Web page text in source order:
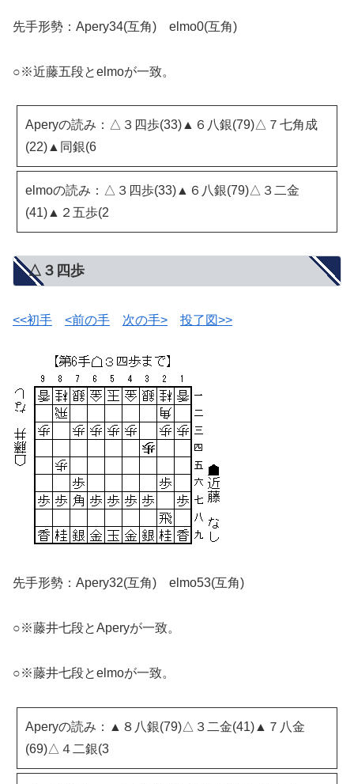
先手形勢：Apery34(互角) elmo0(互角)
○※近藤五段とelmoが一致。
Aperyの読み：△３四歩(33)▲６八銀(79)△７七角成
(22)▲同銀(6
elmoの読み：△３四歩(33)▲６八銀(79)△３二金
(41)▲２五歩(2
△３四歩
<<初手 <前の手 次の手> 投了図>>
先手形勢：Apery32(互角) elmo53(互角)
○※藤井七段とAperyが一致。
○※藤井七段とelmoが一致。
Aperyの読み：▲８八銀(79)△３二金(41)▲７八金
(69)△４二銀(3